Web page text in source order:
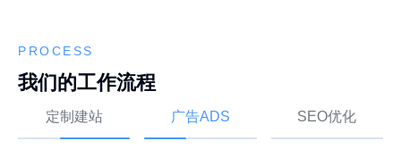
PROCESS
我们的工作流程
定制建站 广告ADS SEO优化